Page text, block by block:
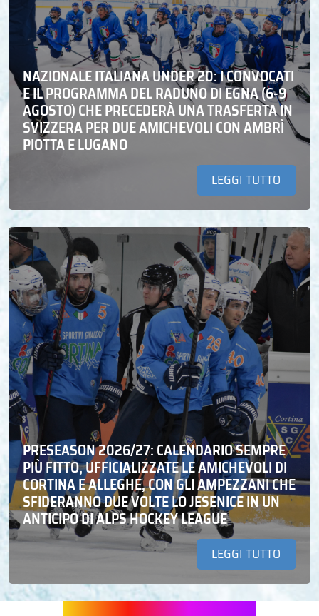
NAZIONALE ITALIANA UNDER 20: I CONVOCATI
E IL PROGRAMMA DEL RADUNO DI EGNA (6-9
AGOSTO) CHE PRECEDERÀ UNA TRASFERTA IN
SVIZZERA PER DUE AMICHEVOLI CON AMBRÌ
PIOTTA E LUGANO
LEGGI TUTTO
PRESEASON 2026/27: CALENDARIO SEMPRE
PIÙ FITTO, UFFICIALIZZATE LE AMICHEVOLI DI
CORTINA E ALLEGHE, CON GLI AMPEZZANI CHE
SFIDERANNO DUE VOLTE LO JESENICE IN UN
ANTICIPO DI ALPS HOCKEY LEAGUE
LEGGI TUTTO